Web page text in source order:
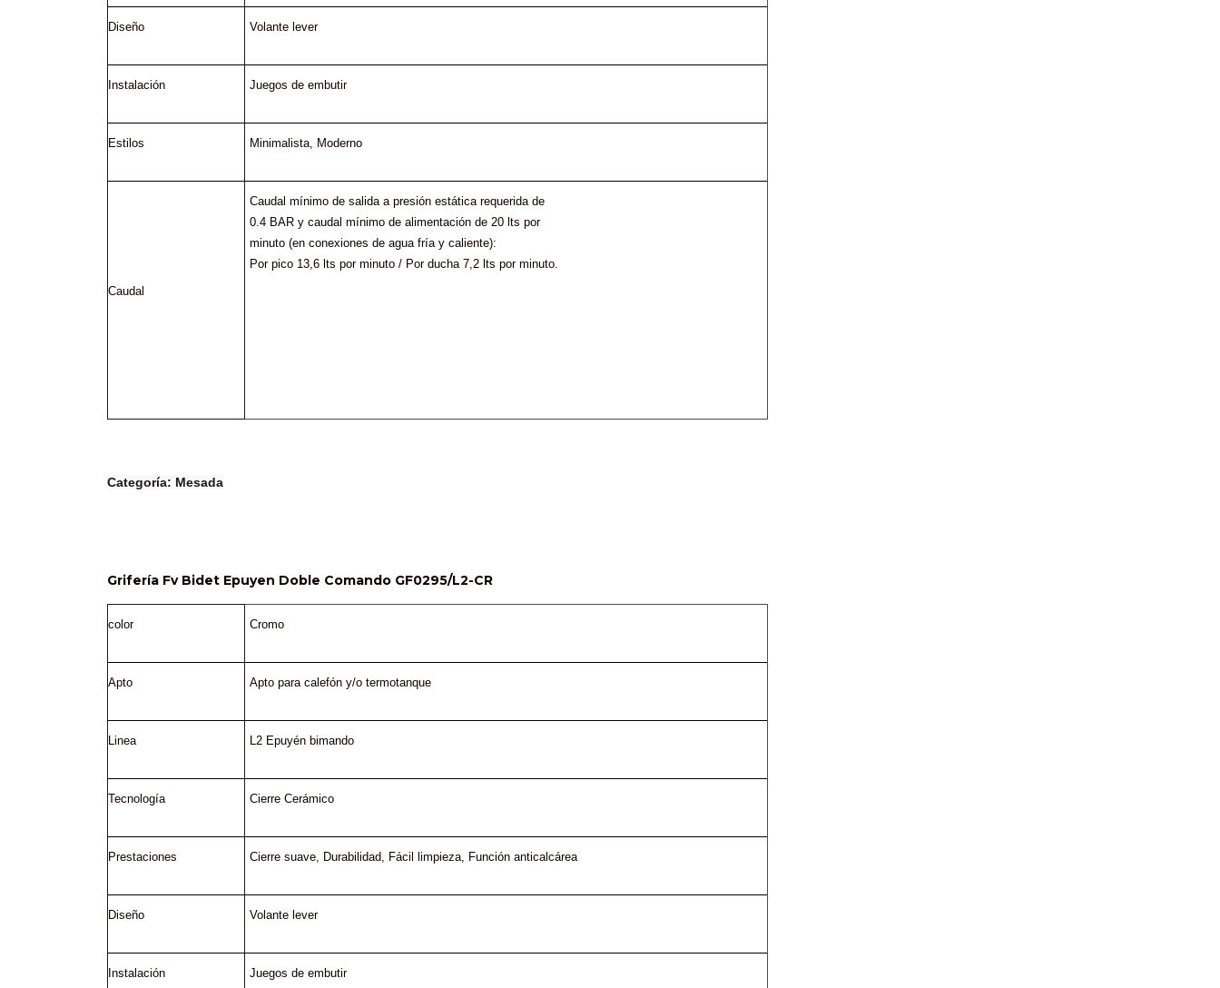
Diseño Volante lever
Instalación Juegos de embutir
Estilos Minimalista, Moderno
Caudal
Caudal mínimo de salida a presión estática requerida de
0.4 BAR y caudal mínimo de alimentación de 20 lts por
minuto (en conexiones de agua fría y caliente):
Por pico 13,6 lts por minuto / Por ducha 7,2 lts por minuto.
Categoría: Mesada
Grifería Fv Bidet Epuyen Doble Comando GF0295/L2-CR
color Cromo
Apto Apto para calefón y/o termotanque
Linea L2 Epuyén bimando
Tecnología Cierre Cerámico
Prestaciones Cierre suave Durabilidad Fácil limpieza Función anticalcárea
Diseño Volante lever
Instalación Juegos de embutir